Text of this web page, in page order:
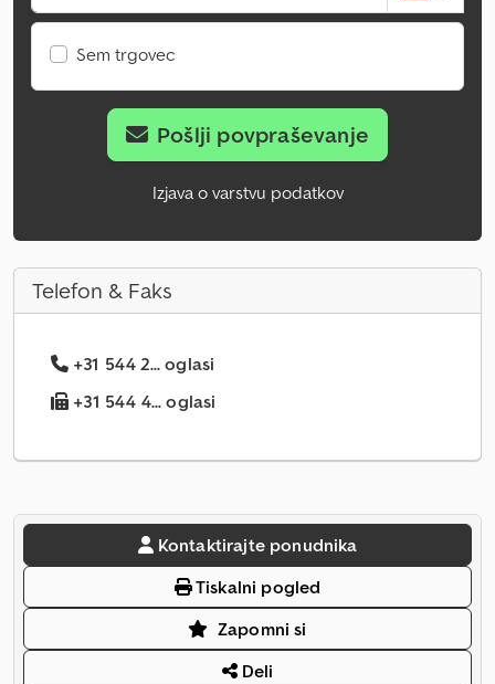
Sem trgovec
Pošlji povpraševanje
Izjava o varstvu podatkov
Telefon & Faks
+31 544 2... oglasi
+31 544 4... oglasi
Kontaktirajte ponudnika
Tiskalni pogled
Zapomni si
Deli